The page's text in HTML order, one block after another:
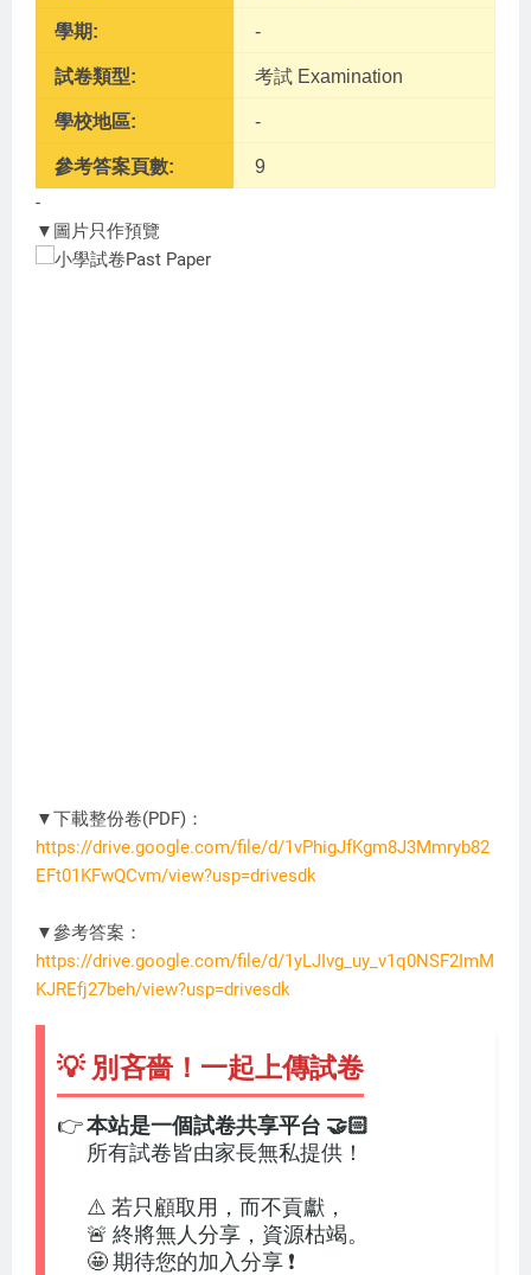
學期: -
試卷類型: 考試 Examination
學校地區: -
參考答案頁數: 9
-
▼圖片只作預覽
▼下載整份卷(PDF)：
https://drive.google.com/file/d/1vPhigJfKgm8J3Mmryb82
EFt01KFwQCvm/view?usp=drivesdk
▼參考答案：
https://drive.google.com/file/d/1yLJIvg_uy_v1q0NSF2ImM
KJREfj27beh/view?usp=drivesdk
💡 別吝嗇！一起上傳試卷
本站是一個試卷共享平台 🤝🏻
👉
所有試卷皆由家長無私提供！
⚠️ 若只顧取用，而不貢獻，
🚨 終將無人分享，資源枯竭。
🤩 期待您的加入分享 ❗